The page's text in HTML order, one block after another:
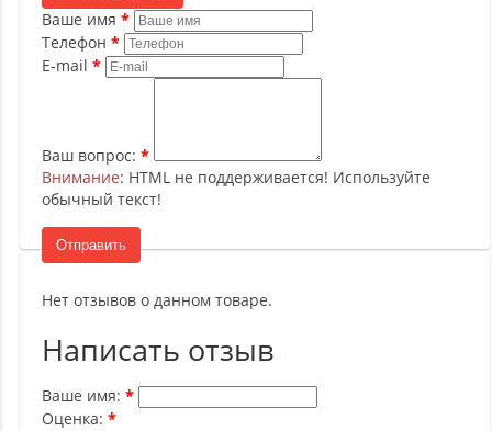
Ваше имя
Телефон
E-mail
Ваш вопрос:
Внимание: HTML не поддерживается! Используйте
обычный текст!
Отправить
Нет отзывов о данном товаре.
Написать отзыв
Ваше имя:
Оценка: